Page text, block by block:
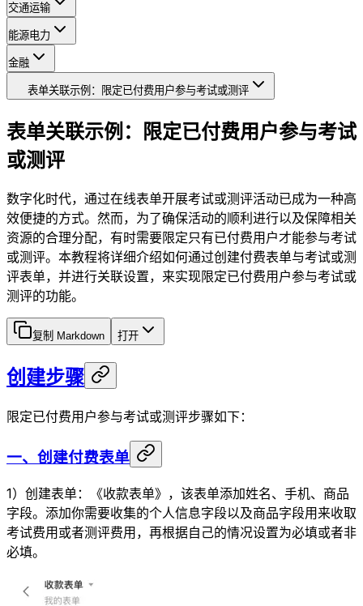
交通运输
能源电力
金融
表单关联示例：限定已付费用户参与考试或测评
表单关联示例：限定已付费用户参与考试
或测评
数字化时代，通过在线表单开展考试或测评活动已成为一种高
效便捷的方式。然而，为了确保活动的顺利进行以及保障相关
资源的合理分配，有时需要限定只有已付费用户才能参与考试
或测评。本教程将详细介绍如何通过创建付费表单与考试或测
评表单，并进行关联设置，来实现限定已付费用户参与考试或
测评的功能。
复制 Markdown 打开
创建步骤
限定已付费用户参与考试或测评步骤如下：
一、创建付费表单
1）创建表单：《收款表单》，该表单添加姓名、手机、商品
字段。添加你需要收集的个人信息字段以及商品字段用来收取
考试费用或者测评费用，再根据自己的情况设置为必填或者非
必填。